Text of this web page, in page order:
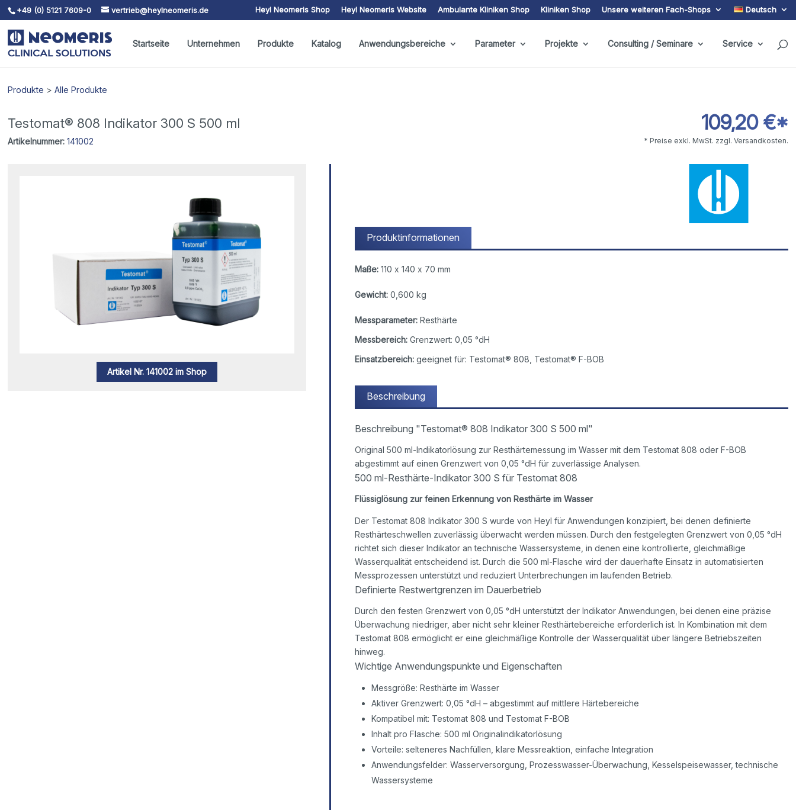
Skip To Content
+49 (0) 5121 7609-0 vertrieb@heylneomeris.de Heyl Neomeris Shop Heyl Neomeris Website Ambulante Kliniken Shop Kliniken Shop Unsere weiteren Fach-Shops Deutsch
Startseite Unternehmen Produkte Katalog Anwendungsbereiche Parameter Projekte Consulting / Seminare Service
Produkte >Alle Produkte
Testomat® 808 Indikator 300 S 500 ml
Artikelnummer: 141002
109,20 €*
* Preise exkl. MwSt. zzgl. Versandkosten.
Artikel Nr. 141002 im Shop
Produktinformationen
Maße:110 x 140 x 70 mm
Gewicht:0,600 kg
Messparameter:Resthärte
Messbereich:Grenzwert: 0,05 °dH
Einsatzbereich:geeignet für: Testomat® 808, Testomat® F-BOB
Beschreibung
Beschreibung "Testomat® 808 Indikator 300 S 500 ml"
Original 500 ml-Indikatorlösung zur Resthärtemessung im Wasser mit dem Testomat 808 oder F-BOB
abgestimmt auf einen Grenzwert von 0,05 °dH für zuverlässige Analysen.
500 ml-Resthärte-Indikator 300 S für Testomat 808
Flüssiglösung zur feinen Erkennung von Resthärte im Wasser
Der Testomat 808 Indikator 300 S wurde von Heyl für Anwendungen konzipiert, bei denen definierte
Resthärteschwellen zuverlässig überwacht werden müssen. Durch den festgelegten Grenzwert von 0,05 °dH
richtet sich dieser Indikator an technische Wassersysteme, in denen eine kontrollierte, gleichmäßige
Wasserqualität entscheidend ist. Durch die 500 ml-Flasche wird der dauerhafte Einsatz in automatisierten
Messprozessen unterstützt und reduziert Unterbrechungen im laufenden Betrieb.
Definierte Restwertgrenzen im Dauerbetrieb
Durch den festen Grenzwert von 0,05 °dH unterstützt der Indikator Anwendungen, bei denen eine präzise
Überwachung niedriger, aber nicht sehr kleiner Resthärtebereiche erforderlich ist. In Kombination mit dem
Testomat 808 ermöglicht er eine gleichmäßige Kontrolle der Wasserqualität über längere Betriebszeiten
hinweg.
Wichtige Anwendungspunkte und Eigenschaften
Messgröße: Resthärte im Wasser
Aktiver Grenzwert: 0,05 °dH – abgestimmt auf mittlere Härtebereiche
Kompatibel mit: Testomat 808 und Testomat F-BOB
Inhalt pro Flasche: 500 ml Originalindikatorlösung
Vorteile: selteneres Nachfüllen, klare Messreaktion, einfache Integration
Anwendungsfelder: Wasserversorgung, Prozesswasser-Überwachung, Kesselspeisewasser, technische
Wassersysteme